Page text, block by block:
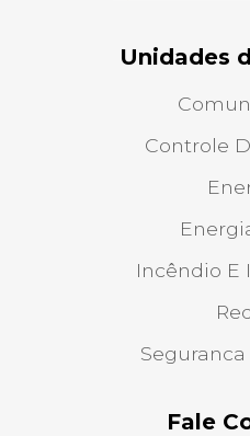
Unidades
Controle
Incêndio E
Fale